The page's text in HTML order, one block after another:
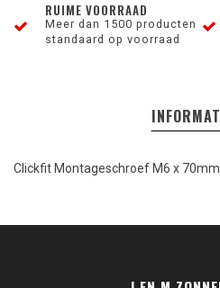
RUIME VOORRAAD
Meer dan 1500 producten
standaard op voorraad
Clickfit Montageschroef M6 x